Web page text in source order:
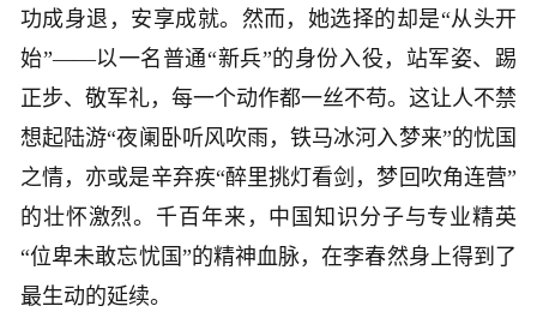
功成身退，安享成就。然而，她选择的却是“从头开
始”——以一名普通“新兵”的身份入役，站军姿、踢
正步、敬军礼，每一个动作都一丝不苟。这让人不禁
想起陆游“夜阑卧听风吹雨，铁马冰河入梦来”的忧国
之情，亦或是辛弃疾“醉里挑灯看剑，梦回吹角连营”
的壮怀激烈。千百年来，中国知识分子与专业精英
“位卑未敢忘忧国”的精神血脉，在李春然身上得到了
最生动的延续。